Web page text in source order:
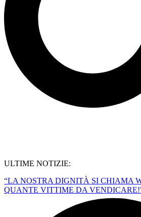
ULTIME NOTIZIE:
“LA NOSTRA DIGNITÀ SI CHIAMA
QUANTE VITTIME DA